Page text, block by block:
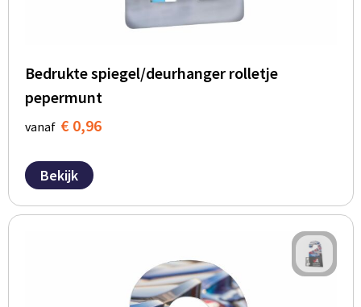
Bedrukte spiegel/deurhanger rolletje
pepermunt
vanaf € 0,96
Bekijk